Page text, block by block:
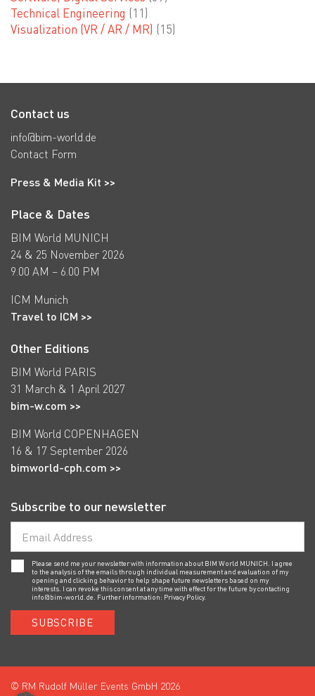
Technical Engineering (11)
Visualization (VR / AR / MR) (15)
Contact us
info@bim-world.de
Contact Form
Press & Media Kit >>
Place & Dates
BIM World MUNICH
24 & 25 November 2026
9.00 AM – 6.00 PM
ICM Munich
Travel to ICM >>
Other Editions
BIM World PARIS
31 March & 1 April 2027
bim-w.com >>
BIM World COPENHAGEN
16 & 17 September 2026
bimworld-cph.com >>
Subscribe to our newsletter
Please send me your newsletter with information about BIM World MUNICH. I agree
to the analysis of the emails through individual measurement and evaluation of my
opening and clicking behavior to help shape future newsletters based on my
interests. I can revoke this consent at any time with effect for the future by contacting
info@bim-world.de . Further information: Privacy Policy.
SUBSCRIBE
© RM Rudolf Müller Events GmbH 2026